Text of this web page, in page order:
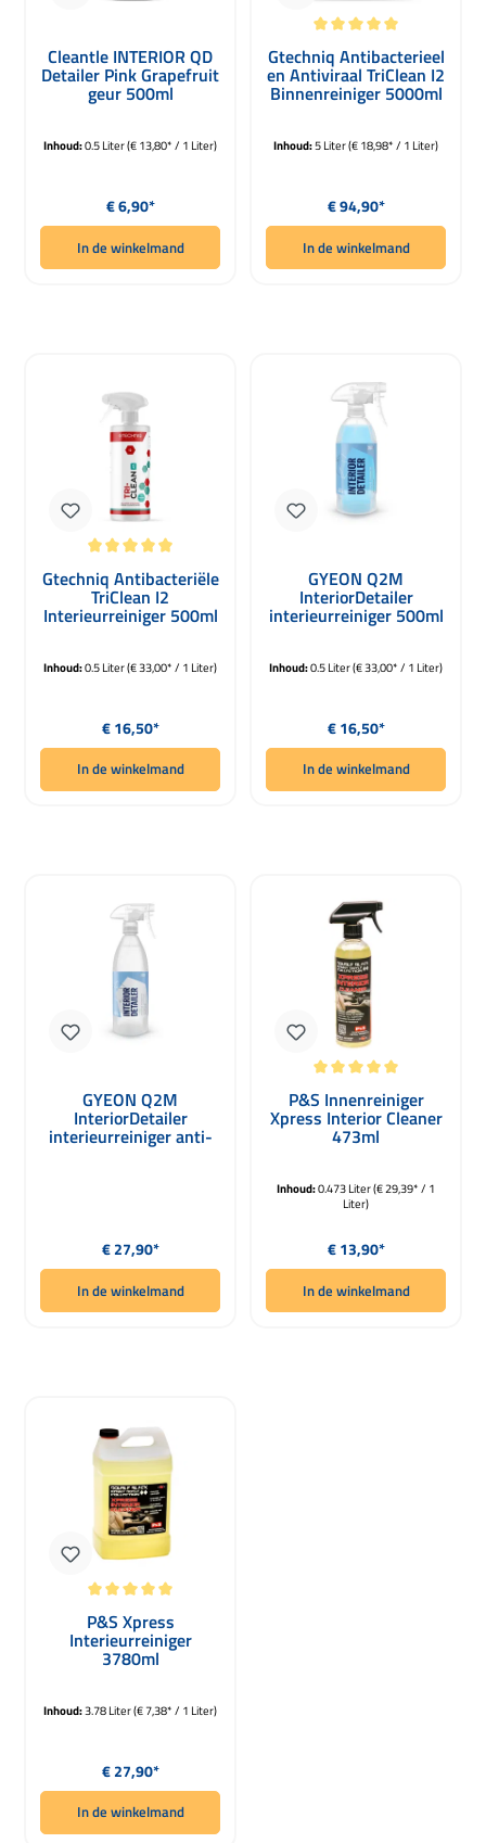
Cleantle INTERIOR QD
Detailer Pink Grapefruit
geur 500ml
Inhoud:0.5 Liter(€ 13,80* / 1 Liter)
Normale prijs:
€ 6,90*
In de winkelmand
Gemiddelde waardering van 5 van
Gtechniq Antibacterieel
en Antiviraal TriClean I2
Binnenreiniger 5000ml
Inhoud:5 Liter(€ 18,98* / 1 Liter)
Normale prijs:
€ 94,90*
In de winkelmand
Gtechniq Antibacteriële
TriClean I2
Interieurreiniger 500ml
Inhoud:0.5 Liter(€ 33,00* / 1 Liter)
Normale prijs:
€ 16,50*
In de winkelmand
GYEON Q2M
InteriorDetailer
interieurreiniger 500ml
Inhoud:0.5 Liter(€ 33,00* / 1 Liter)
Normale prijs:
€ 16,50*
In de winkelmand
GYEON Q2M
InteriorDetailer
interieurreiniger anti-
bacterieel 1000ml
Normale prijs:
€ 27,90*
In de winkelmand
Gemiddelde waardering van 5 van
P&S Innenreiniger
Xpress Interior Cleaner
473ml
Inhoud:0.473 Liter(€ 29,39* / 1
Liter)
Normale prijs:
€ 13,90*
In de winkelmand
P&S Xpress
Interieurreiniger
3780ml
Inhoud:3.78 Liter(€ 7,38* / 1 Liter)
Normale prijs:
€ 27,90*
In de winkelmand